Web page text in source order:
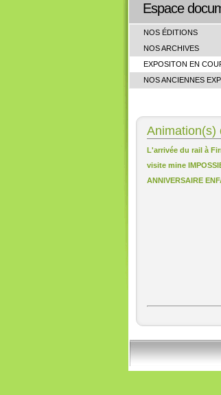
Espace
NOS ÉDITIONS
NOS ARCHIVES
EXPOSITON EN
NOS ANCIENNES
Animation(s)
L'arrivée du rail à
visite mine
ANNIVERSAIRE